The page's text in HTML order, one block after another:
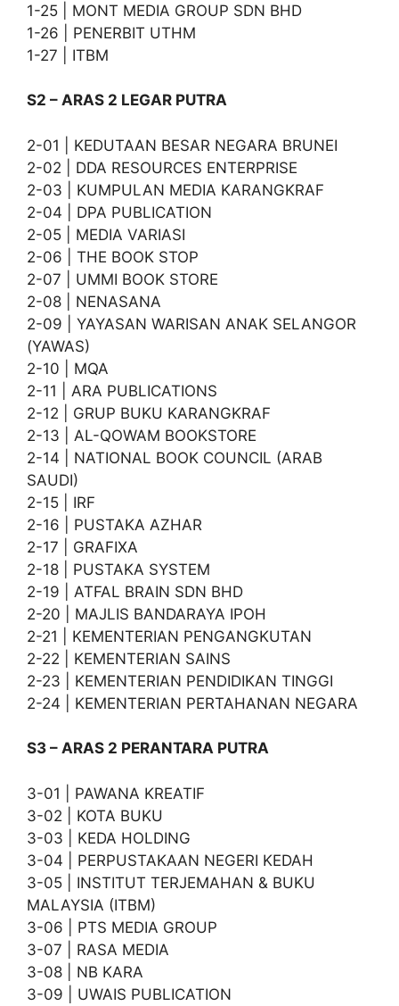
1-25 | MONT MEDIA GROUP SDN BHD
1-26 | PENERBIT UTHM
1-27 | ITBM
S2 – ARAS 2 LEGAR PUTRA
2-01 | KEDUTAAN BESAR NEGARA BRUNEI
2-02 | DDA RESOURCES ENTERPRISE
2-03 | KUMPULAN MEDIA KARANGKRAF
2-04 | DPA PUBLICATION
2-05 | MEDIA VARIASI
2-06 | THE BOOK STOP
2-07 | UMMI BOOK STORE
2-08 | NENASANA
2-09 | YAYASAN WARISAN ANAK SELANGOR
(YAWAS)
2-10 | MQA
2-11 | ARA PUBLICATIONS
2-12 | GRUP BUKU KARANGKRAF
2-13 | AL-QOWAM BOOKSTORE
2-14 | NATIONAL BOOK COUNCIL (ARAB
SAUDI)
2-15 | IRF
2-16 | PUSTAKA AZHAR
2-17 | GRAFIXA
2-18 | PUSTAKA SYSTEM
2-19 | ATFAL BRAIN SDN BHD
2-20 | MAJLIS BANDARAYA IPOH
2-21 | KEMENTERIAN PENGANGKUTAN
2-22 | KEMENTERIAN SAINS
2-23 | KEMENTERIAN PENDIDIKAN TINGGI
2-24 | KEMENTERIAN PERTAHANAN NEGARA
S3 – ARAS 2 PERANTARA PUTRA
3-01 | PAWANA KREATIF
3-02 | KOTA BUKU
3-03 | KEDA HOLDING
3-04 | PERPUSTAKAAN NEGERI KEDAH
3-05 | INSTITUT TERJEMAHAN & BUKU
MALAYSIA (ITBM)
3-06 | PTS MEDIA GROUP
3-07 | RASA MEDIA
3-08 | NB KARA
3-09 | UWAIS PUBLICATION